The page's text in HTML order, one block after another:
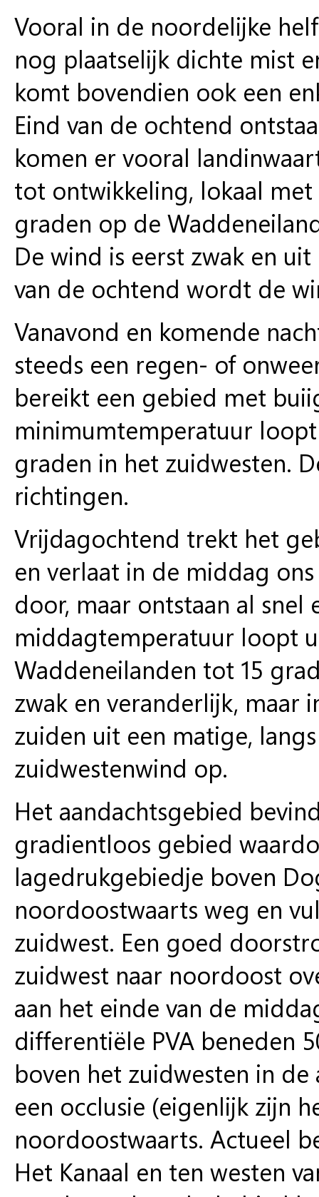
Vooral in de noordelijke
nog plaatselijk dichte mist
komt bovendien ook een
Eind van de ochtend
komen er vooral
tot ontwikkeling, lokaal
graden op de
De wind is eerst zwak en
van de ochtend wordt de
Vanavond en komende
steeds een regen- of
bereikt een gebied met
minimumtemperatuur
graden in het zuidwesten.
richtingen.
Vrijdagochtend trekt het
en verlaat in de middag
door, maar ontstaan al snel
middagtemperatuur loopt
Waddeneilanden tot 15
zwak en veranderlijk, maar
zuiden uit een matige,
zuidwestenwind op.
Het aandachtsgebied
gradientloos gebied
lagedrukgebiedje boven
noordoostwaarts weg en
zuidwest. Een goed
zuidwest naar noordoost
aan het einde van de
differentiële PVA beneden
boven het zuidwesten in
een occlusie (eigenlijk zijn
noordoostwaarts. Actueel
Het Kanaal en ten westen